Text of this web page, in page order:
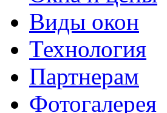
Виды окон
Технология
Партнерам
Фотогалерея